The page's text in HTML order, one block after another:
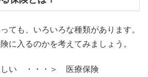
ても、いろいろな種類があります。
に入るのかを考えてみましょう。
しい ・・・＞ 医療保険